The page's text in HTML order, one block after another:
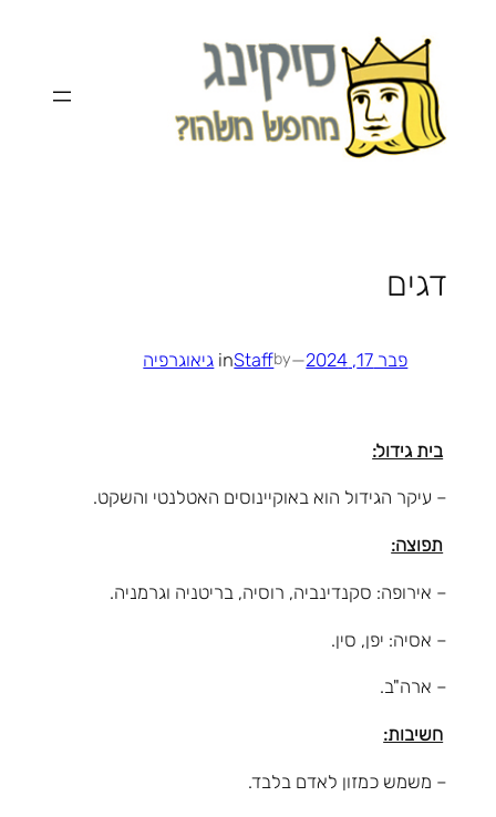
דגים
פבר 17, 2024 —
by
Staff
in גיאוגרפיה
בית גידול:
– עיקר הגידול הוא באוקיינוסים האטלנטי והשקט.
תפוצה:
– אירופה: סקנדינביה, רוסיה, בריטניה וגרמניה.
– אסיה: יפן, סין.
– ארה"ב.
חשיבות:
– משמש כמזון לאדם בלבד.